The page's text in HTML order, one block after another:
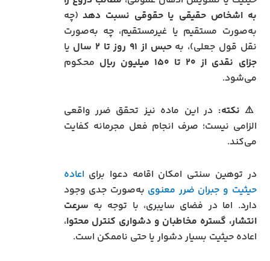
به اشخاص حقیقی یا حقوقی نسبت دهد(چه
به‌صورت مستقیم یا غیرمستقیم، چه به‌صورت
نقل قول جعلی)، بهحبس از ۹۱ روز تا ۲ سال
یا
جزای نقدی از ۲۰ تا ۱۵۰ میلیون ریال
محکوم
می‌شود.
⚠️ نکته: در این ماده نیز تحقق ضرر واقعی
الزامی نیست؛ صرف انجام فعل مجرمانه کفایت
می‌کند.
در توهین سنتی امکان اقامه دعوا برای اعاده
حیثیت و جبران ضرر معنوی به‌صورت جدی وجود
دارد. اما در فضای سایبری، با توجه به سرعت
انتشار، گستره مخاطبان و دشواری کنترل محتوا،
اعاده حیثیت بسیار دشوار یا حتی ناممکن است.